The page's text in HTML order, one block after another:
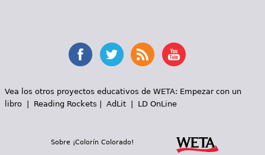
Vea los otros proyectos educativos de WETA: Empezar con un
libro| Reading Rockets AdLit| LD OnLine
Sobre ¡Colorín Colorado!